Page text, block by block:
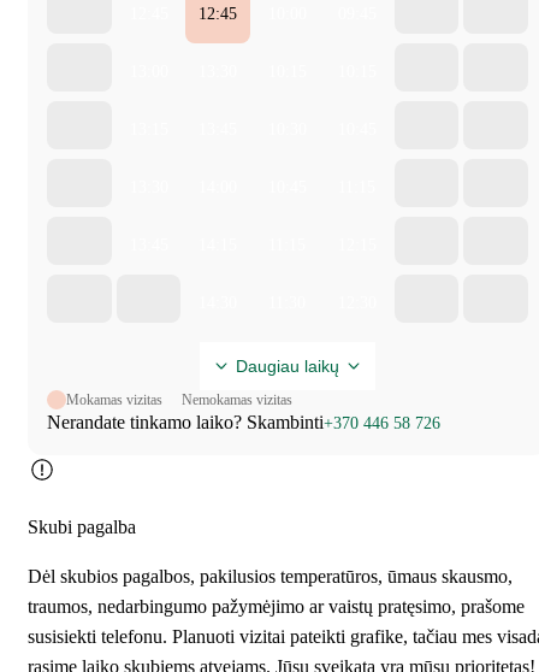
12:45
Daugiau laikų
Mokamas vizitas Nemokamas vizitas
Nerandate tinkamo laiko? Skambinti+370 446 58 726
Skubi pagalba
Dėl skubios pagalbos, pakilusios temperatūros, ūmaus skausmo,
traumos, nedarbingumo pažymėjimo ar vaistų pratęsimo, prašome
susisiekti telefonu. Planuoti vizitai pateikti grafike, tačiau mes
rasime laiko skubiems atvejams. Jūsų sveikata yra mūsų prioritetas!